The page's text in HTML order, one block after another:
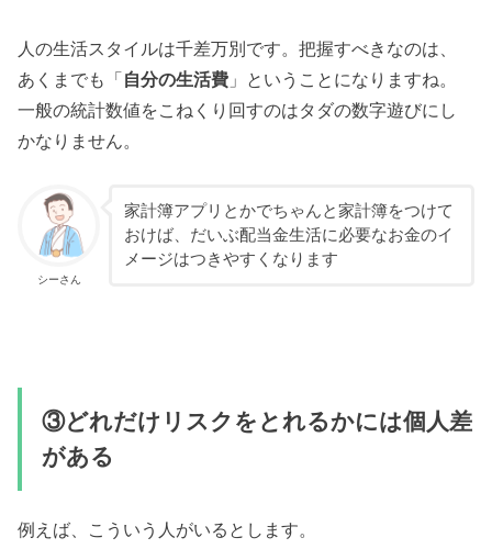
人の生活スタイルは千差万別です。把握すべきなのは、
あくまでも「自分の生活費 」ということになりますね。
一般の統計数値をこねくり回すのはタダの数字遊びにし
かなりません。
シーさん
家計簿アプリとかでちゃんと家計簿をつけて
おけば、だいぶ配当金生活に必要なお金のイ
メージはつきやすくなります
③どれだけリスクをとれるかには個人差
がある
例えば、こういう人がいるとします。